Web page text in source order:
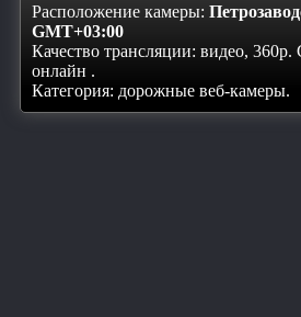
Расположение камеры:
GMT+03:00
Качество трансляции: видео, 360p.
онлайн .
Категория: дорожные веб-камеры.